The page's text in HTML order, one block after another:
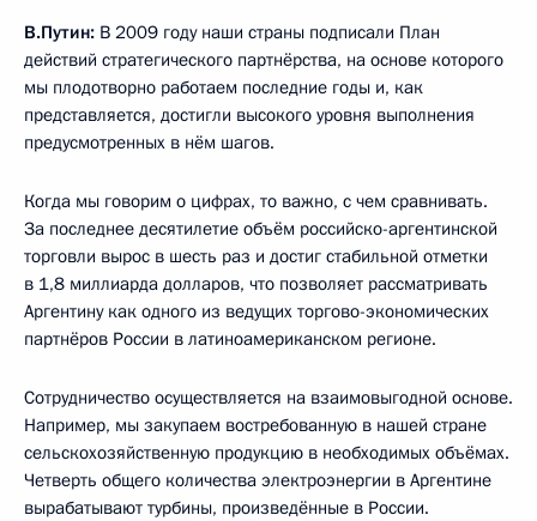
В.Путин: В 2009 году наши страны подписали План
действий стратегического партнёрства, на основе которого
мы плодотворно работаем последние годы и, как
представляется, достигли высокого уровня выполнения
предусмотренных в нём шагов.
Когда мы говорим о цифрах, то важно, с чем сравнивать.
За последнее десятилетие объём российско-аргентинской
торговли вырос в шесть раз и достиг стабильной отметки
в 1,8 миллиарда долларов, что позволяет рассматривать
Аргентину как одного из ведущих торгово-экономических
партнёров России в латиноамериканском регионе.
Сотрудничество осуществляется на взаимовыгодной основе.
Например, мы закупаем востребованную в нашей стране
сельскохозяйственную продукцию в необходимых объёмах.
Четверть общего количества электроэнергии в Аргентине
вырабатывают турбины, произведённые в России.